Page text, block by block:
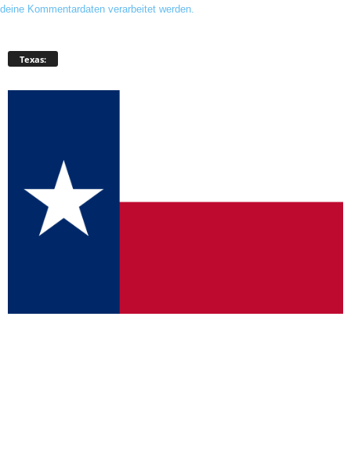
deine Kommentardaten verarbeitet werden.
Texas: